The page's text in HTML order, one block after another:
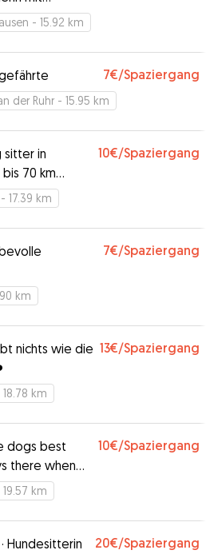
- 15.92 km
7€/Spaziergang
der Ruhr - 15.95 km
sitter in
bis 70 km
10€/Spaziergang
- 17.39 km
7€/Spaziergang
km
nichts wie die 13€/Spaziergang
18.78 km
dogs best
there when
10€/Spaziergang
19.57 km
· Hundesitterin
20€/Spaziergang